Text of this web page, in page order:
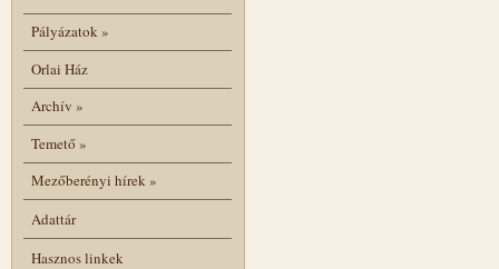
Pályázatok»
Orlai Ház
Archív »
Temető»
Mezőberényi hírek»
Adattár
Hasznos linkek